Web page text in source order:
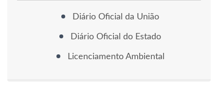
Diário Oficial da União
Diário Oficial do Estado
Licenciamento Ambiental